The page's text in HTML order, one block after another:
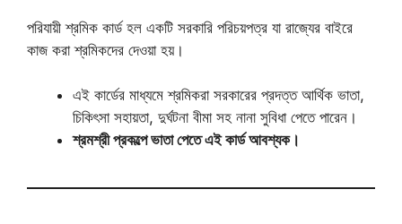
পরিযায়ী শ্রমিক কার্ড হল একটি সরকারি পরিচয়পত্র যা রাজ্যের বাইরে
কাজ করা শ্রমিকদের দেওয়া হয়।
এই কার্ডের মাধ্যমে শ্রমিকরা সরকারের প্রদত্ত আর্থিক ভাতা,
চিকিৎসা সহায়তা, দুর্ঘটনা বীমা সহ নানা সুবিধা পেতে পারেন।
শ্রমশ্রী প্রকল্পে ভাতা পেতে এই কার্ড আবশ্যক।